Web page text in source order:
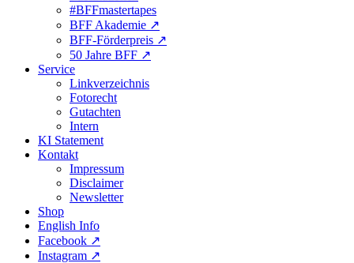
#BFFmastertapes
BFF Akademie ↗︎
BFF-Förderpreis ↗︎
50 Jahre BFF ↗︎
Service
Linkverzeichnis
Fotorecht
Gutachten
Intern
KI Statement
Kontakt
Impressum
Disclaimer
Newsletter
Shop
English Info
Facebook ↗︎
Instagram ↗︎